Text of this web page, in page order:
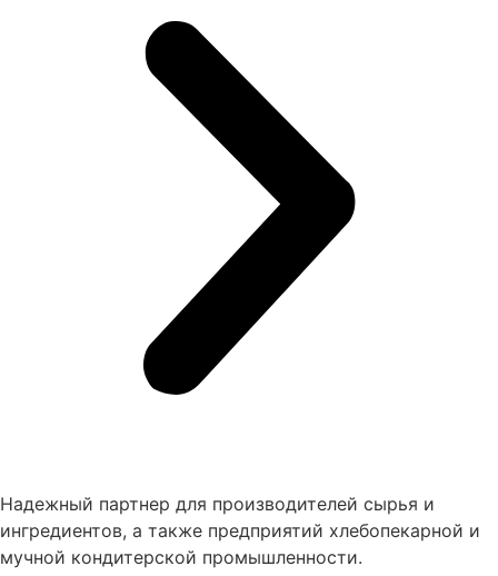
Надежный партнер для производителей сырья и
ингредиентов, а также предприятий хлебопекарной и
мучной кондитерской промышленности.